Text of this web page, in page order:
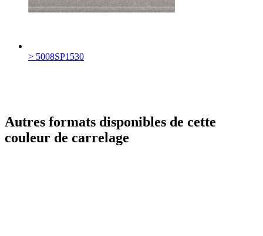
> 5008SP1530
Autres formats disponibles de cette
couleur de carrelage